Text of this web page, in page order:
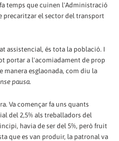
temps que cuinen l'Administració
precaritzar el sector del transport
assistencial, és tota la població. I
portar a l'acomiadament de prop
manera esglaonada, com diu la
pausa.
Va començar fa uns quants
del 2,5% als treballadors del
havia de ser del 5%, però fruit
que es van produir, la patronal va